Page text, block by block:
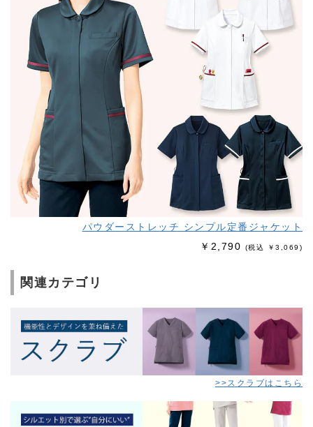
パウダーストレッチ シンプル定番ジャケット
￥2,790
(税込 ￥3,069)
関連カテゴリ
>>スクラブはこちら